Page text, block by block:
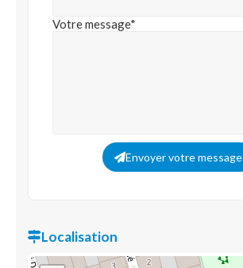
Votre message*
Envoyer votre message
Localisation